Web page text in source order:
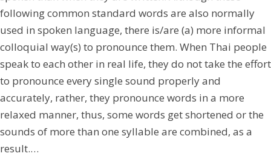
following common standard words are also normally
used in spoken language, there is/are (a) more informal
colloquial way(s) to pronounce them. When Thai people
speak to each other in real life, they do not take the effort
to pronounce every single sound properly and
accurately, rather, they pronounce words in a more
relaxed manner, thus, some words get shortened or the
sounds of more than one syllable are combined, as a
result.…